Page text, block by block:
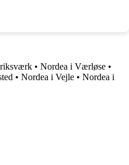
• Nordea i Værløse •
• Nordea i Vejle • Nordea i